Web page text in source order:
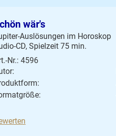
wär's
Auslösungen im Horoskop
CD, Spielzeit 75 min.
Nr.: 4596